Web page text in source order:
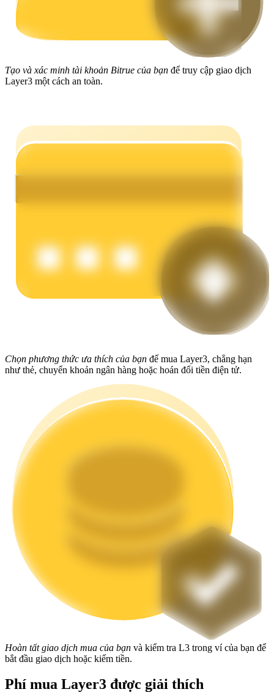
Chiến lược giao dịch
Làm cho tài sản của bạn tăng giá trị đều đặn
Staking
Lợi nhuận cao và truy cập ngay lập tức
Launchpool
Đặt cọc linh hoạt để kiếm được các token phổ biến.
Tạo và xác minh tài khoản Bitrue của bạn để truy cập giao dịch
Layer3 một cách an toàn.
Chọn phương thức ưa thích của bạn để mua Layer3, chẳng hạn
như thẻ, chuyển khoản ngân hàng hoặc hoán đổi tiền điện tử.
Hoàn tất giao dịch mua của bạn và kiểm tra L3 trong ví của bạn để
bắt đầu giao dịch hoặc kiếm tiền.
Phí mua Layer3 được giải thích